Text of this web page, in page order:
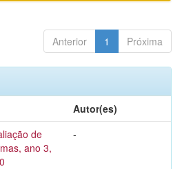
Anterior 1 Próxima
Autor(es)
de
ano 3,
-